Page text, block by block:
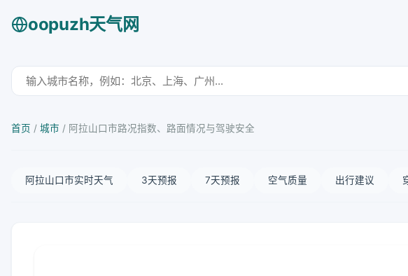
oopuzh天气网
首页 / 城市 / 阿拉山口市路况指数、路面情况与驾驶安全
阿拉山口市实时天气 3天预报 7天预报 空气质量 出行建议